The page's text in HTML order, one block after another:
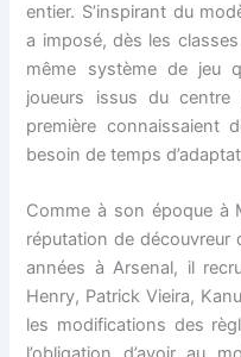
entier. S’inspirant du
a imposé, dès les
même système de jeu
joueurs issus du centre
première connaissaient
besoin de temps
Comme à son époque à
réputation de découvreur
années à Arsenal, il
Henry, Patrick Vieira,
les modifications des